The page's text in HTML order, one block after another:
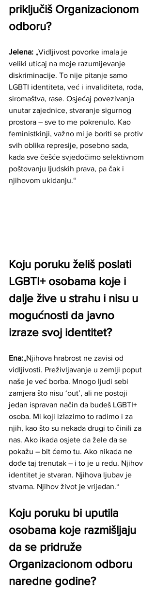
priključiš Organizacionom
odboru?
Jelena: „Vidljivost povorke imala je
veliki uticaj na moje razumijevanje
diskriminacije. To nije pitanje samo
LGBTI identiteta, već i invaliditeta, roda,
siromaštva, rase. Osjećaj povezivanja
unutar zajednice, stvaranje sigurnog
prostora – sve to me pokrenulo. Kao
feministkinji, važno mi je boriti se protiv
svih oblika represije, posebno sada,
kada sve češće svjedočimo selektivnom
poštovanju ljudskih prava, pa čak i
njihovom ukidanju.“
Koju poruku želiš poslati
LGBTI+ osobama koje i
dalje žive u strahu i nisu u
mogućnosti da javno
izraze svoj identitet?
Ena:„Njihova hrabrost ne zavisi od
vidljivosti. Preživljavanje u zemlji poput
naše je već borba. Mnogo ljudi sebi
zamjera što nisu ‘out’, ali ne postoji
jedan ispravan način da budeš LGBTI+
osoba. Mi koji izlazimo to radimo i za
njih, kao što su nekada drugi to činili za
nas. Ako ikada osjete da žele da se
pokažu – bit ćemo tu. Ako nikada ne
dođe taj trenutak – i to je u redu. Njihov
identitet je stvaran. Njihova ljubav je
stvarna. Njihov život je vrijedan.“
Koju poruku bi uputila
osobama koje razmišljaju
da se pridruže
Organizacionom odboru
naredne godine?